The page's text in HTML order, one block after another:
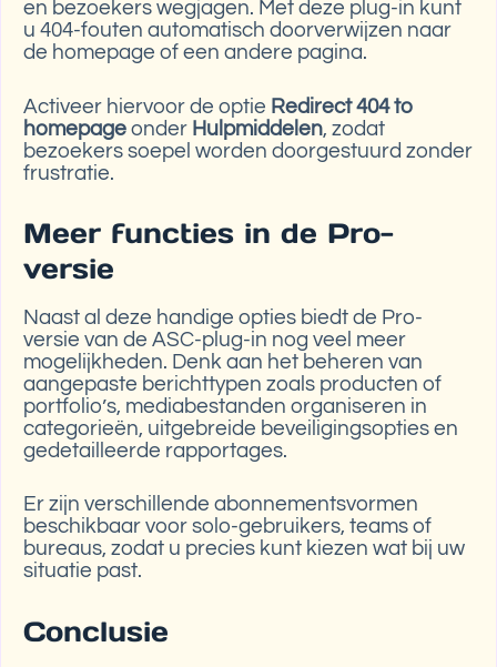
en bezoekers wegjagen. Met deze plug-in kunt
u 404-fouten automatisch doorverwijzen naar
de homepage of een andere pagina.
Activeer hiervoor de optie Redirect 404 to
homepage onder Hulpmiddelen, zodat
bezoekers soepel worden doorgestuurd zonder
frustratie.
Meer functies in de Pro-
versie
Naast al deze handige opties biedt de Pro-
versie van de ASC-plug-in nog veel meer
mogelijkheden. Denk aan het beheren van
aangepaste berichttypen zoals producten of
portfolio’s, mediabestanden organiseren in
categorieën, uitgebreide beveiligingsopties en
gedetailleerde rapportages.
Er zijn verschillende abonnementsvormen
beschikbaar voor solo-gebruikers, teams of
bureaus, zodat u precies kunt kiezen wat bij uw
situatie past.
Conclusie